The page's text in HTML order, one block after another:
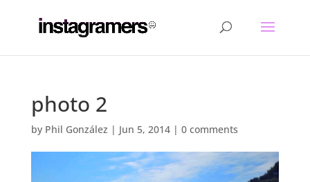
photo 2
by Phil González | Jun 5, 2014| 0 comments